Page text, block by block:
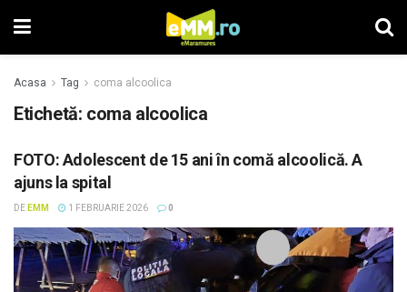
Acasa Tag coma alcoolica
Etichetă: coma alcoolica
FOTO: Adolescent de 15 ani în comă alcoolică. A
ajuns la spital
DE EMM 1 FEBRUARIE 2026 0